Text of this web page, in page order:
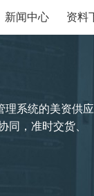
新闻中心 资料
理系统的美资供应
同，准时交货、